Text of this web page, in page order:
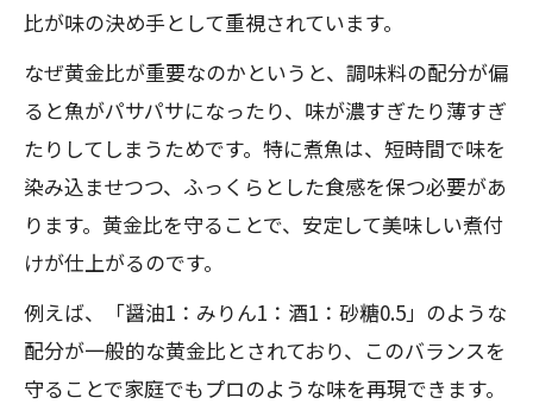
比が味の決め手として重視されています。
なぜ黄金比が重要なのかというと、調味料の配分が偏
ると魚がパサパサになったり、味が濃すぎたり薄すぎ
たりしてしまうためです。特に煮魚は、短時間で味を
染み込ませつつ、ふっくらとした食感を保つ必要があ
ります。黄金比を守ることで、安定して美味しい煮付
けが仕上がるのです。
例えば、「醤油1：みりん1：酒1：砂糖0.5」のような
配分が一般的な黄金比とされており、このバランスを
守ることで家庭でもプロのような味を再現できます。